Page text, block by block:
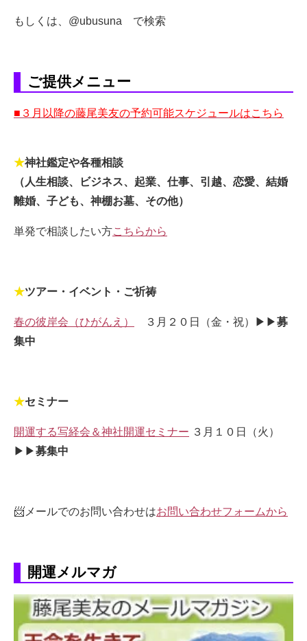
もしくは、@ubusuna で検索
ご提供メニュー
■３月以降の藤尾美友の予約可能スケジュールはこちら
★神社鑑定や各種相談
（人生相談、ビジネス、起業、仕事、引越、恋愛、結婚
離婚、子ども、神棚お墓、その他）
単発で相談したい方こちらから
★ツアー・イベント・ご祈祷
春の彼岸会（ひがんえ） ３月２０日（金・祝）▶▶募
集中
★セミナー
開運する写経会＆神社開運セミナー ３月１０日（火）
▶▶募集中
📨メールでのお問い合わせはお問い合わせフォームから
開運メルマガ